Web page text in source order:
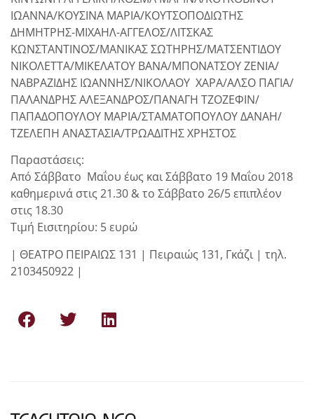
ΙΩΑΝΝΑ/ΚΟΥΣΙΝΑ ΜΑΡΙΑ/ΚΟΥΤΣΟΠΟΔΙΩΤΗΣ
ΔΗΜΗΤΡΗΣ-ΜΙΧΑΗΛ-ΑΓΓΕΛΟΣ/ΛΙΤΣΚΑΣ
ΚΩΝΣΤΑΝΤΙΝΟΣ/ΜΑΝΙΚΑΣ ΣΩΤΗΡΗΣ/ΜΑΤΣΕΝΤΙΔΟΥ
ΝΙΚΟΛΕΤΤΑ/ΜΙΚΕΛΑΤΟΥ ΒΑΝΑ/ΜΠΟΝΑΤΣΟΥ ΖΕΝΙΑ/
ΝΑΒΡΑΖΙΔΗΣ ΙΩΑΝΝΗΣ/ΝΙΚΟΛΑΟΥ ΧΑΡΑ/ΑΛΣΟ ΠΑΓΙΑ/
ΠΑΛΑΝΔΡΗΣ ΑΛΕΞΑΝΔΡΟΣ/ΠΑΝΑΓΗ ΤΖΟΖΕΦΙΝ/
ΠΑΠΑΔΟΠΟΥΛΟΥ ΜΑΡΙΑ/ΣΤΑΜΑΤΟΠΟΥΛΟΥ ΔΑΝΑΗ/
ΤΖΕΛΕΠΗ ΑΝΑΣΤΑΣΙΑ/ΤΡΩΑΔΙΤΗΣ ΧΡΗΣΤΟΣ
Παραστάσεις:
Από Σάββατο Μαΐου έως και Σάββατο 19 Μαΐου 2018
καθημερινά στις 21.30 & το Σάββατο 26/5 επιπλέον
στις 18.30
Τιμή Εισιτηρίου: 5 ευρώ
| ΘΕΑΤΡΟ ΠΕΙΡΑΙΩΣ 131 | Πειραιώς 131, Γκάζι | τηλ.
2103450922 |